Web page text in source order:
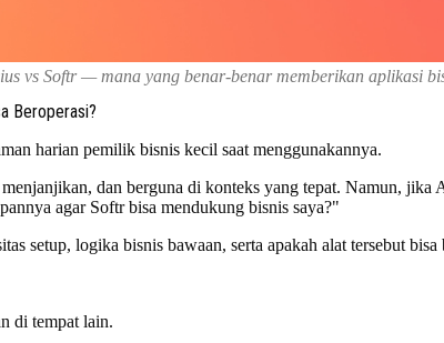
vs Softr — mana yang benar-benar memberikan aplikasi
Beroperasi?
harian pemilik bisnis kecil saat menggunakannya.
dan berguna di konteks yang tepat. Namun,
agar Softr bisa mendukung bisnis saya?"
setup, logika bisnis bawaan, serta apakah alat tersebut
di tempat lain.